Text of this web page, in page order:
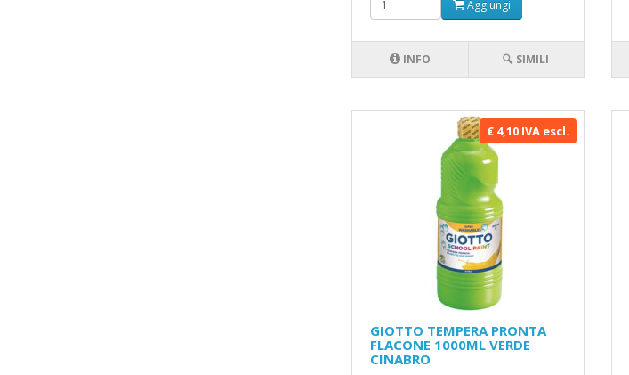
Aggiungi
INFO 🔍 SIMILI
€ 4,10 IVA escl.
GIOTTO TEMPERA PRONTA
FLACONE 1000ML VERDE
CINABRO